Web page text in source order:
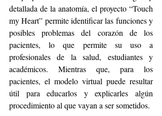
detallada de la anatomía, el proyecto “Touch
my Heart” permite identificar las funciones y
posibles problemas del corazón de los
pacientes, lo que permite su uso a
profesionales de la salud, estudiantes y
académicos. Mientras que, para los
pacientes, el modelo virtual puede resultar
útil para educarlos y explicarles algún
procedimiento al que vayan a ser sometidos.